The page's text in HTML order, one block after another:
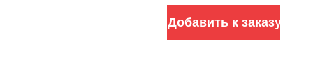
слотов для АКБ,
LED, 200 кг)
Добавить к заказу